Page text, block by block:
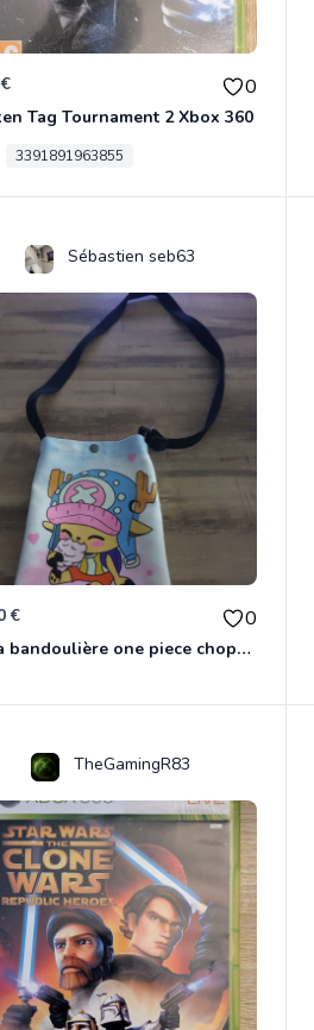
0
Tag Tournament 2 Xbox 360
3391891963855
Sébastien seb63
€ 0
sac à bandoulière one piece chopper
TheGamingR83